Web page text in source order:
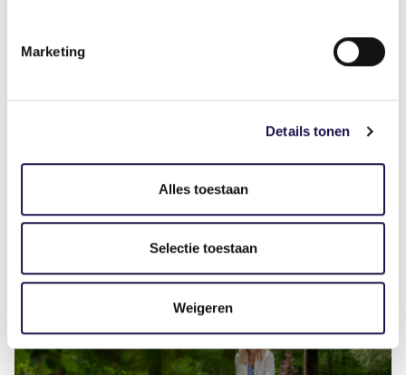
Marketing
Details tonen
Alles toestaan
Selectie toestaan
Weigeren
Deel dit artikel
Gerelateerde artikelen